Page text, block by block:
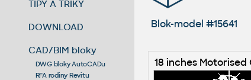
TIPY A TRIKY
DOWNLOAD
CAD/BIM bloky
DWG bloky AutoCADu
RFA rodiny Revitu
Blok-model #15641
18 inches